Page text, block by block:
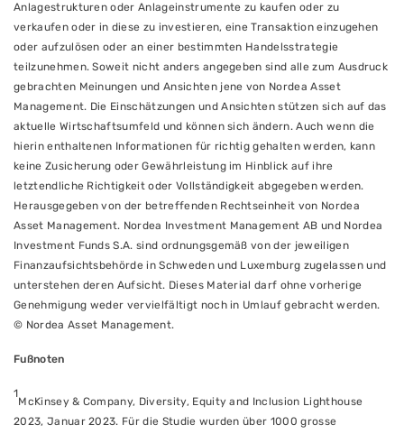
Anlagestrukturen oder Anlageinstrumente zu kaufen oder zu
verkaufen oder in diese zu investieren, eine Transaktion einzugehen
oder aufzulösen oder an einer bestimmten Handelsstrategie
teilzunehmen. Soweit nicht anders angegeben sind alle zum Ausdruck
gebrachten Meinungen und Ansichten jene von Nordea Asset
Management. Die Einschätzungen und Ansichten stützen sich auf das
aktuelle Wirtschaftsumfeld und können sich ändern. Auch wenn die
hierin enthaltenen Informationen für richtig gehalten werden, kann
keine Zusicherung oder Gewährleistung im Hinblick auf ihre
letztendliche Richtigkeit oder Vollständigkeit abgegeben werden.
Herausgegeben von der betreffenden Rechtseinheit von Nordea
Asset Management. Nordea Investment Management AB und Nordea
Investment Funds S.A. sind ordnungsgemäß von der jeweiligen
Finanzaufsichtsbehörde in Schweden und Luxemburg zugelassen und
unterstehen deren Aufsicht. Dieses Material darf ohne vorherige
Genehmigung weder vervielfältigt noch in Umlauf gebracht werden.
© Nordea Asset Management.
Fußnoten
1
McKinsey & Company, Diversity, Equity and Inclusion Lighthouse
2023, Januar 2023. Für die Studie wurden über 1000 grosse